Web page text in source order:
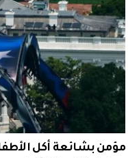
مؤمن بشائعة أكل